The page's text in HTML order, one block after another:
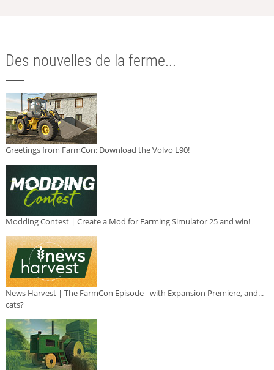
Des nouvelles de la ferme...
Greetings from FarmCon: Download the Volvo L90!
Modding Contest | Create a Mod for Farming Simulator 25 and win!
News Harvest | The FarmCon Episode - with Expansion Premiere, and...
cats?